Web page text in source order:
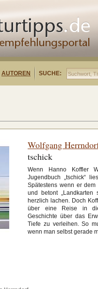
AUTOREN SUCHE:
Wolfgang
tschick
Wenn Hanno Koffler
Jugendbuch „tschick“
Spätestens wenn er
und betont „Landkarten
herzlich lachen. Doch
über eine Reise in
Geschichte über das
Tiefe zu verleihen. So
wenn man selbst gerade